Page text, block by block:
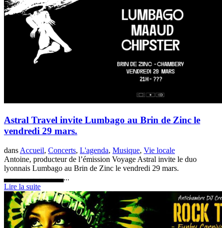
Astral Travel invite Lumbago au Brin de Zinc le
vendredi 29 mars.
dans Accueil, Concerts, L'agenda, Musique, Vie locale
Antoine, producteur de l’émission Voyage Astral invite le duo
lyonnais Lumbago au Brin de Zinc le vendredi 29 mars.
▃▃▃▃▃▃▃▃▃▃...
Lire la suite